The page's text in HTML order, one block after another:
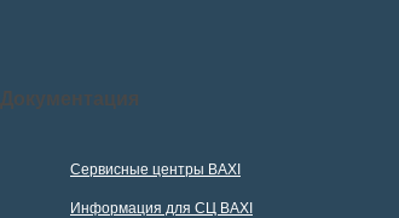
Документация
Сервисные центры BAXI
Информация для СЦ BAXI